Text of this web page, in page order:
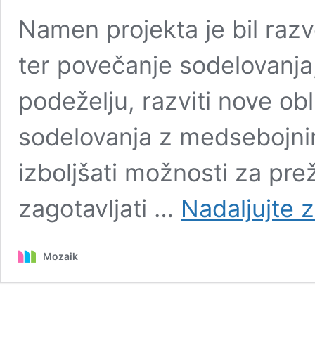
Namen projekta je bil
ter povečanje
podeželju, razviti nove
sodelovanja z
izboljšati možnosti za
zagotavljati … Nadaljujte
Mozaik